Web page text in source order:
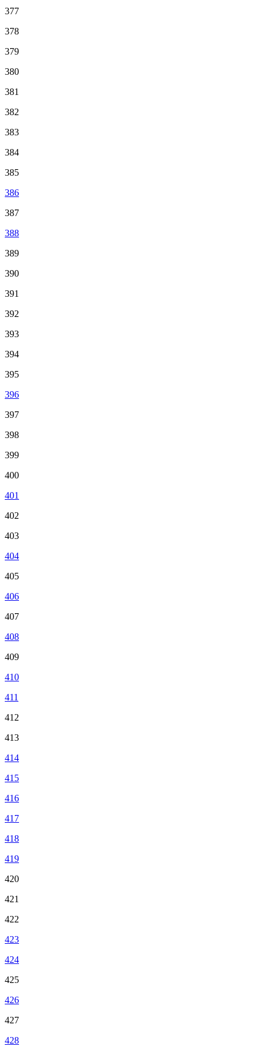
377
378
379
380
381
382
383
384
385
386
387
388
389
390
391
392
393
394
395
396
397
398
399
400
401
402
403
404
405
406
407
408
409
410
411
412
413
414
415
416
417
418
419
420
421
422
423
424
425
426
427
428